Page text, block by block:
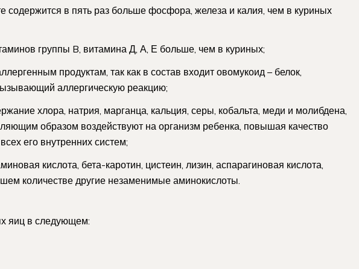
содержится в пять раз больше фосфора, железа и калия, чем в куриных
группы B, витамина Д, А, Е больше, чем в куриных;
продуктам, так как в состав входит овомукоид – белок,
аллергическую реакцию;
хлора, натрия, марганца, кальция, серы, кобальта, меди и молибдена,
образом воздействуют на организм ребенка, повышая качество
его внутренних систем;
кислота, бета-каротин, цистеин, лизин, аспарагиновая кислота,
количестве другие незаменимые аминокислоты.
яиц в следующем: